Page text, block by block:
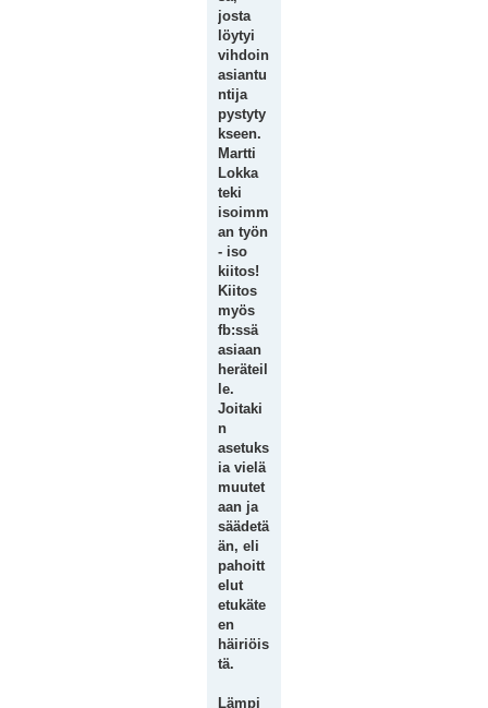
josta
löytyi
vihdoin
asiantu
ntija
pystyty
kseen.
Martti
Lokka
teki
isoimm
an työn
- iso
kiitos!
Kiitos
myös
fb:ssä
asiaan
heräteil
le.
Joitaki
n
asetuks
ia vielä
muutet
aan ja
säädetä
än, eli
pahoitt
elut
etukäte
en
häiriöis
tä.
Lämpi